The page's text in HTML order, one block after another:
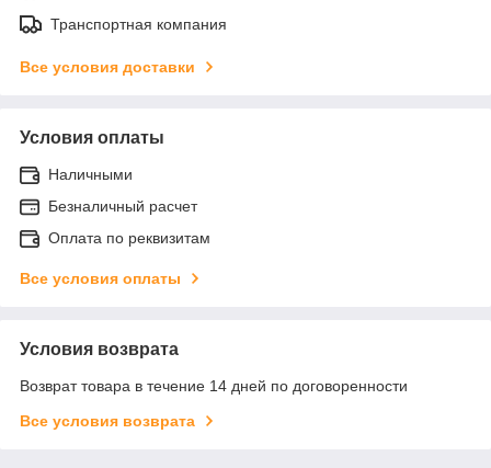
Транспортная компания
Все условия доставки
Условия оплаты
Наличными
Безналичный расчет
Оплата по реквизитам
Все условия оплаты
Условия возврата
Возврат товара в течение 14 дней по договоренности
Все условия возврата